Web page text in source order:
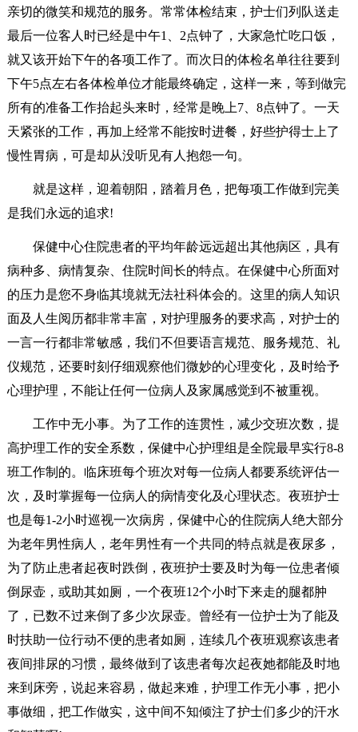
亲切的微笑和规范的服务。常常体检结束，护士们列队送走
最后一位客人时已经是中午1、2点钟了，大家急忙吃口饭，
就又该开始下午的各项工作了。而次日的体检名单往往要到
下午5点左右各体检单位才能最终确定，这样一来，等到做完
所有的准备工作抬起头来时，经常是晚上7、8点钟了。一天
天紧张的工作，再加上经常不能按时进餐，好些护得士上了
慢性胃病，可是却从没听见有人抱怨一句。
就是这样，迎着朝阳，踏着月色，把每项工作做到完美
是我们永远的追求!
保健中心住院患者的平均年龄远远超出其他病区，具有
病种多、病情复杂、住院时间长的特点。在保健中心所面对
的压力是您不身临其境就无法社科体会的。这里的病人知识
面及人生阅历都非常丰富，对护理服务的要求高，对护士的
一言一行都非常敏感，我们不但要语言规范、服务规范、礼
仪规范，还要时刻仔细观察他们微妙的心理变化，及时给予
心理护理，不能让任何一位病人及家属感觉到不被重视。
工作中无小事。为了工作的连贯性，减少交班次数，提
高护理工作的安全系数，保健中心护理组是全院最早实行8-8
班工作制的。临床班每个班次对每一位病人都要系统评估一
次，及时掌握每一位病人的病情变化及心理状态。夜班护士
也是每1-2小时巡视一次病房，保健中心的住院病人绝大部分
为老年男性病人，老年男性有一个共同的特点就是夜尿多，
为了防止患者起夜时跌倒，夜班护士要及时为每一位患者倾
倒尿壶，或助其如厕，一个夜班12个小时下来走的腿都肿
了，已数不过来倒了多少次尿壶。曾经有一位护士为了能及
时扶助一位行动不便的患者如厕，连续几个夜班观察该患者
夜间排尿的习惯，最终做到了该患者每次起夜她都能及时地
来到床旁，说起来容易，做起来难，护理工作无小事，把小
事做细，把工作做实，这中间不知倾注了护士们多少的汗水